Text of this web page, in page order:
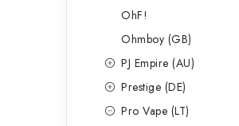
OhF!
Ohmboy (GB)
PJ Empire (AU)
Prestige (DE)
Pro Vape (LT)